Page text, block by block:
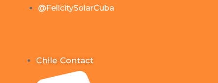
@FelicitySolarCuba
Chile Contact